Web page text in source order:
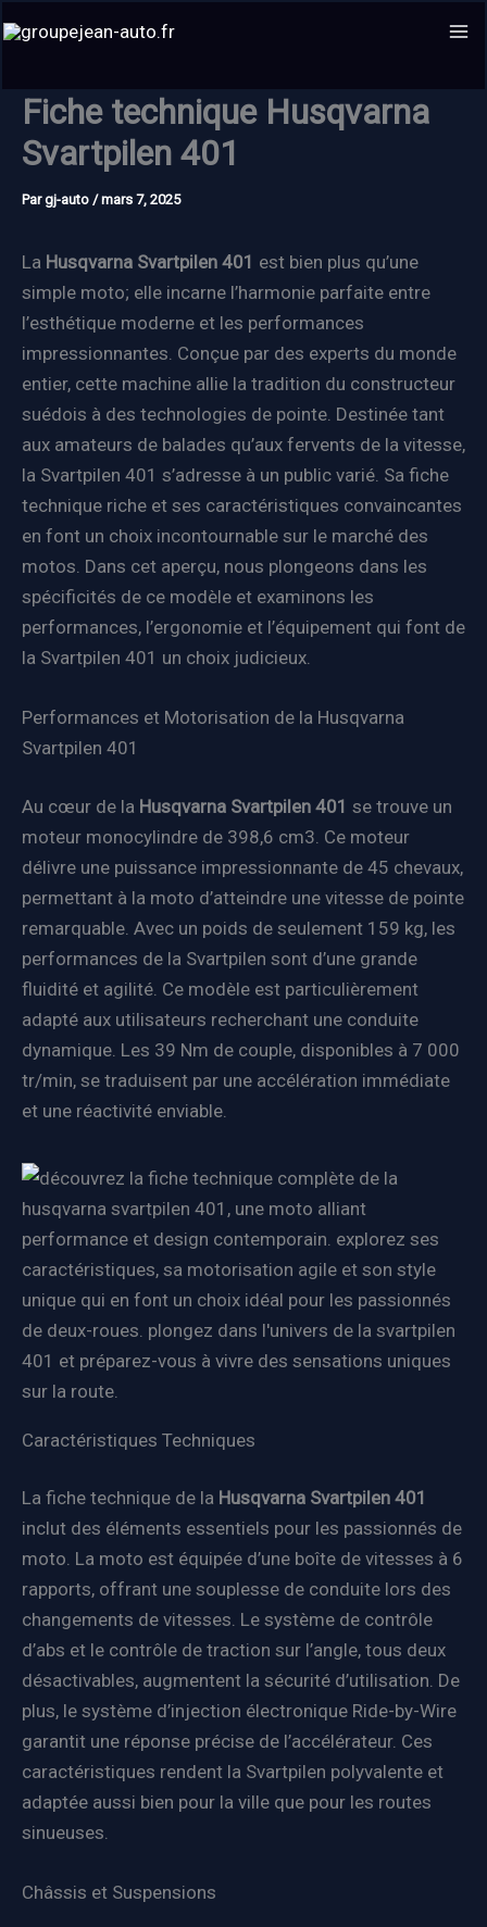
au
Fiche technique Husqvarna
Svartpilen 401
Pargj-auto /mars 7, 2025
La Husqvarna Svartpilen 401 est bien plus qu’une
simple moto; elle incarne l’harmonie parfaite entre
l’esthétique moderne et les performances
impressionnantes. Conçue par des experts du monde
entier, cette machine allie la tradition du constructeur
suédois à des technologies de pointe. Destinée tant
aux amateurs de balades qu’aux fervents de la vitesse,
la Svartpilen 401 s’adresse à un public varié. Sa fiche
technique riche et ses caractéristiques convaincantes
en font un choix incontournable sur le marché des
motos. Dans cet aperçu, nous plongeons dans les
spécificités de ce modèle et examinons les
performances, l’ergonomie et l’équipement qui font de
la Svartpilen 401 un choix judicieux.
Performances et Motorisation de la Husqvarna
Svartpilen 401
Au cœur de la Husqvarna Svartpilen 401 se trouve un
moteur monocylindre de 398,6 cm3. Ce moteur
délivre une puissance impressionnante de 45 chevaux,
permettant à la moto d’atteindre une vitesse de pointe
remarquable. Avec un poids de seulement 159 kg, les
performances de la Svartpilen sont d’une grande
fluidité et agilité. Ce modèle est particulièrement
adapté aux utilisateurs recherchant une conduite
dynamique. Les 39 Nm de couple, disponibles à 7 000
tr/min, se traduisent par une accélération immédiate
et une réactivité enviable.
Caractéristiques Techniques
La fiche technique de la Husqvarna Svartpilen 401
inclut des éléments essentiels pour les passionnés de
moto. La moto est équipée d’une boîte de vitesses à 6
rapports, offrant une souplesse de conduite lors des
changements de vitesses. Le système de contrôle
d’abs et le contrôle de traction sur l’angle, tous deux
désactivables, augmentent la sécurité d’utilisation. De
plus, le système d’injection électronique Ride-by-Wire
garantit une réponse précise de l’accélérateur. Ces
caractéristiques rendent la Svartpilen polyvalente et
adaptée aussi bien pour la ville que pour les routes
sinueuses.
Châssis et Suspensions